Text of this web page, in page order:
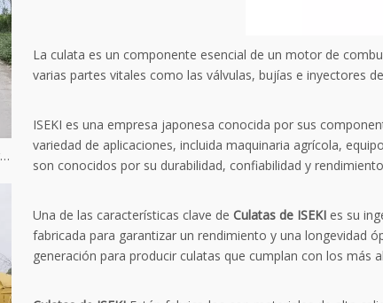
Maximice la eficiencia: maquinaria Caterpillar usada reacondicionada
La culata es un componente esencial de un motor de
varias partes vitales como las válvulas, bujías e inyectores
ISEKI es una empresa japonesa conocida por sus
variedad de aplicaciones, incluida maquinaria agrícola,
son conocidos por su durabilidad, confiabilidad y
Una de las características clave de Culatas de ISEKI es su
fabricada para garantizar un rendimiento y una longevidad
generación para producir culatas que cumplan con los más